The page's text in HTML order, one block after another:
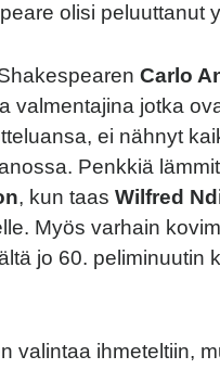
olisi peluuttanut
Carlo
valmentajina jotka
ei nähnyt
Penkkiä
, kun taas Wilfred
Myös varhain
jo 60. peliminuutin
valintaa ihmeteltiin,